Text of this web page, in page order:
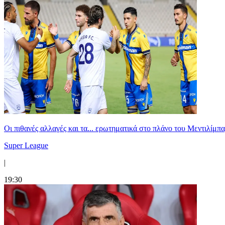
Οι πιθανές αλλαγές και τα... ερωτηματικά στο πλάνο του
Super League
|
19:30